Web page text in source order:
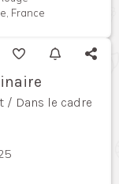
France
/ Dans le cadre